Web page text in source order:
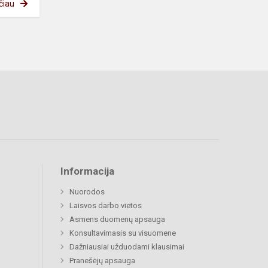
Informacija
Nuorodos
Laisvos darbo vietos
Asmens duomenų apsauga
Konsultavimasis su visuomene
Dažniausiai užduodami klausimai
Pranešėjų apsauga